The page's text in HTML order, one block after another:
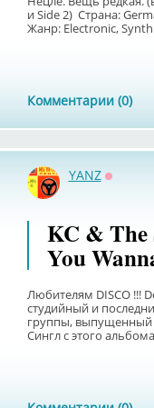
и Side 2) Страна:
Жанр: Electronic,
Комментарии (0)
YANZ
KC & The
You
Любителям DISCO !!!
студийный и
группы, выпущенный
Сингл с этого